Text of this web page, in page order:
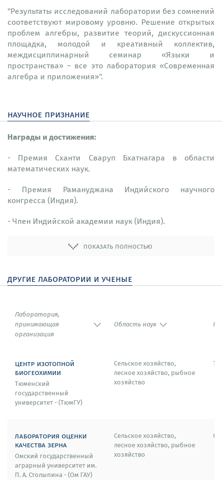
"Результаты исследований лаборатории без сомнений
соответствуют мировому уровню. Решение открытых
проблем алгебры, развитие теорий, дискуссионная
площадка, молодой и креативный коллектив,
междисциплинарный семинар «Языки и
пространства» – все это лаборатория «Современная
алгебра и приложения»".
научное признание
Награды и достижения:
- Премия Сханти Сваруп Бхатнагара в области
математических наук.
- Премия Рамануджана Индийского научного
конгресса (Индия).
- Член Индийской академии наук (Индия).
показать полностью
другие лаборатории и ученые
Лаборатория,
принимающая
организация
Область наук
центр изотопной
биогеохимии
Тюменский
государственный
университет - (ТюмГУ)
Сельское хозяйство,
лесное хозяйство, рыбное
хозяйство
лаборатория оценки
качества зерна
Омский государственный
аграрный университет им.
П. А. Столыпина - (Ом ГАУ)
Сельское хозяйство,
лесное хозяйство, рыбное
хозяйство